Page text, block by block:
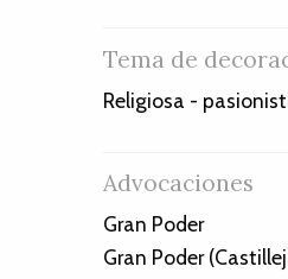
Tema de
Religiosa -
Advocaciones
Gran Poder
Gran Poder